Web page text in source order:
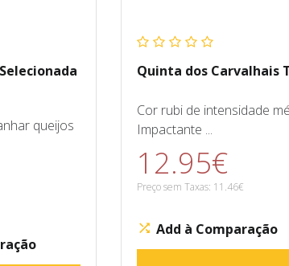
queijos
Quinta dos Carvalhais
Cor rubi de intensidade
Impactante ...
12.95€
Preço sem Taxas: 11.46€
Add à Comparação